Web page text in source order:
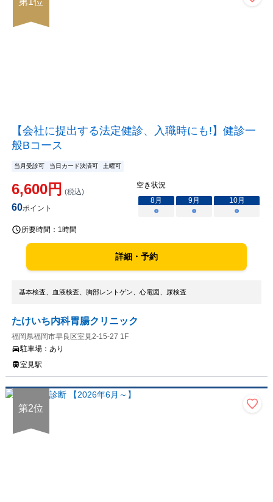
【会社に提出する法定健診、入職時にも!】健診一
般Bコース
当月受診可 当日カード決済可 土曜可
6,600円 (税込)
60ポイント
空き状況
8月 9月 10月
○
○ ○
所要時間： 1時間
詳細・予約
基本検査、血液検査、胸部レントゲン、心電図、尿検査
たけいち内科胃腸クリニック
福岡県福岡市早良区室見2-15-27 1F
駐車場： あり
室見駅
第2位